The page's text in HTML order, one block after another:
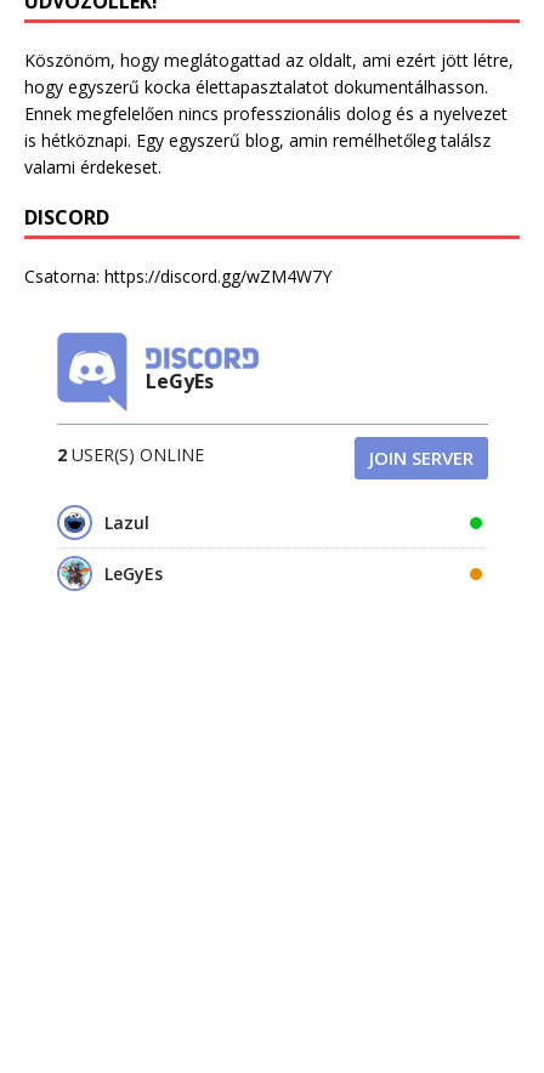
Köszönöm, hogy meglátogattad az oldalt, ami ezért jött létre,
hogy egyszerű kocka élettapasztalatot dokumentálhasson.
Ennek megfelelően nincs professzionális dolog és a nyelvezet
is hétköznapi. Egy egyszerű blog, amin remélhetőleg találsz
valami érdekeset.
DISCORD
Csatorna: https://discord.gg/wZM4W7Y
LeGyEs
2USER(S) ONLINE JOIN SERVER
Lazul
LeGyEs